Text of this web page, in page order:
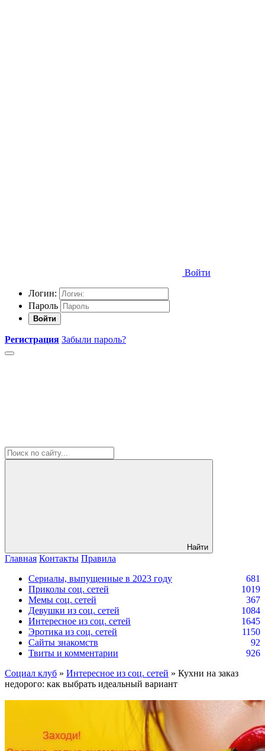
Войти
Логин:
Пароль
Войти
Регистрация Забыли пароль?
Найти
Главная Контакты Правила
Сериалы, выпущенные в 2023 году
681
Приколы соц. сетей
1019
Мемы соц. сетей
367
Девушки из соц. сетей
1084
Интересное из соц. сетей
1645
Эротика из соц. сетей
1150
Сайты знакомств
92
Твиты и комментарии
926
Социал клуб » Интересное из соц. сетей » Кухни на заказ
недорого: как выбрать идеальный вариант